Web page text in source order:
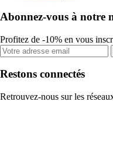
Abonnez-vous à notre
Profitez de -10% en vous
Restons connectés
Retrouvez-nous sur les